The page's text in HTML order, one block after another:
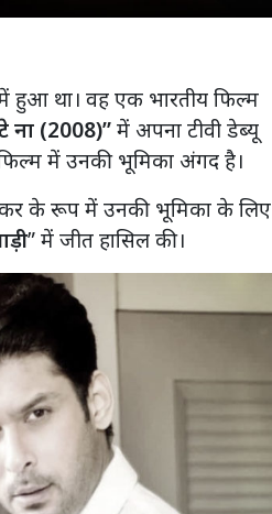
में हुआ था। वह एक भारतीय फिल्म
(2008)”में अपना टीवी डेब्यू
में उनकी भूमिका अंगद है।
के रूप में उनकी भूमिका के लिए
” में जीत हासिल की।